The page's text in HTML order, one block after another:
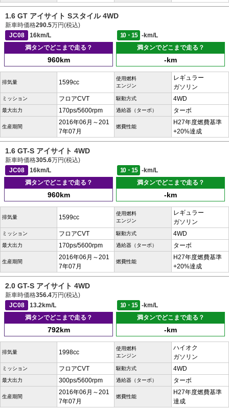
1.6 GT アイサイト Sスタイル 4WD
新車時価格290.5万円(税込)
JC08
16km/L 10・15
-km/L
満タンでどこまで走る？
960km
満タンでどこまで走る？
-km
排気量 1599cc
使用燃料
エンジン
レギュラー
ガソリン
ミッション フロアCVT 駆動方式 4WD
最大出力 170ps/5600rpm 過給器（ターボ） ターボ
生産期間
2016年06月～201
7年07月
燃費性能
H27年度燃費基準
+20%達成
1.6 GT-S アイサイト 4WD
新車時価格305.6万円(税込)
JC08
16km/L 10・15
-km/L
満タンでどこまで走る？
960km
満タンでどこまで走る？
-km
排気量 1599cc
使用燃料
エンジン
レギュラー
ガソリン
ミッション フロアCVT 駆動方式 4WD
最大出力 170ps/5600rpm 過給器（ターボ） ターボ
生産期間
2016年06月～201
7年07月
燃費性能
H27年度燃費基準
+20%達成
2.0 GT-S アイサイト 4WD
新車時価格356.4万円(税込)
JC08
13.2km/L 10・15
-km/L
満タンでどこまで走る？
792km
満タンでどこまで走る？
-km
排気量 1998cc
使用燃料
エンジン
ハイオク
ガソリン
ミッション フロアCVT 駆動方式 4WD
最大出力 300ps/5600rpm 過給器（ターボ） ターボ
生産期間
2016年06月～201
7年07月
燃費性能
H27年度燃費基準
達成